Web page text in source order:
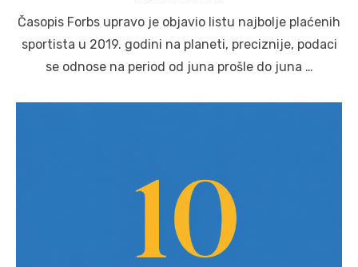
Časopis Forbs upravo je objavio listu najbolje plaćenih
sportista u 2019. godini na planeti, preciznije, podaci
se odnose na period od juna prošle do juna …